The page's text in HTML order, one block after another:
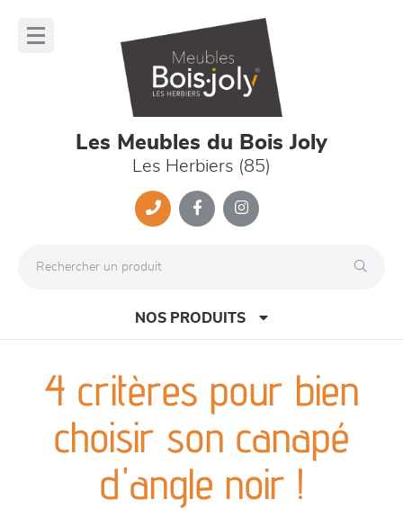
Les Meubles du Bois Joly
Les Herbiers (85)
NOS PRODUITS
canapés et fauteuils
séjours
meubles de complément
4 critères pour bien
choisir son canapé
d'angle noir !